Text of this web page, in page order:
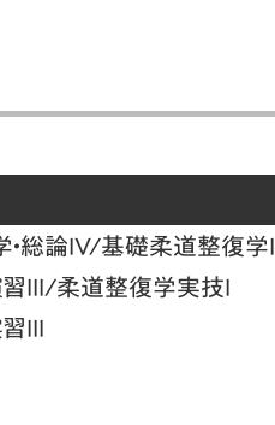
総論IV/基礎柔道整復学I
III/柔道整復学実技I
III